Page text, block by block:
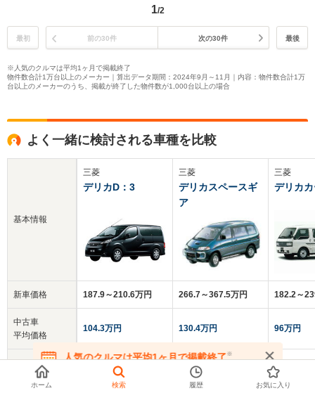
1/2
最初 前の30件 次の30件 最後
※人気のクルマは平均1ヶ月で掲載終了
物件数合計1万台以上のメーカー｜算出データ期間：2024年9月～11月｜内容：物件数合計1万
台以上のメーカーのうち、掲載が終了した物件数が1,000台以上の場合
よく一緒に検討される車種を比較
基本情報
新車価格
中古車
平均価格
クチコミ
総合評価
三菱
デリカD：3
187.9～210.6万円
104.3万円
三菱
デリカスペースギ
ア
266.7～367.5万円
130.4万円
3.8
三菱
デリカ
182.2～
96万円
3.9
人気のクルマは平均1ヶ月で掲載終了※
在庫が無くなる前にお問い合わせください
ホーム 検索 履歴 お気に入り